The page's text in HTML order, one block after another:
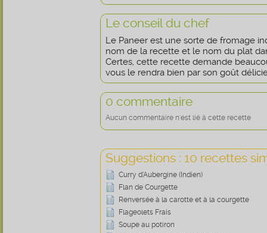
Le conseil du chef
Le Paneer est une sorte de fromage
nom de la recette et le nom du plat
Certes, cette recette demande
vous le rendra bien par son goût
0 commentaire
Aucun commentaire n'est lié à cette recette
Suggestions : 10 recettes
Curry d’Aubergine (Indien)
Flan de Courgette
Renversée à la carotte et à la courgette
Flageolets Frais
Soupe au potiron